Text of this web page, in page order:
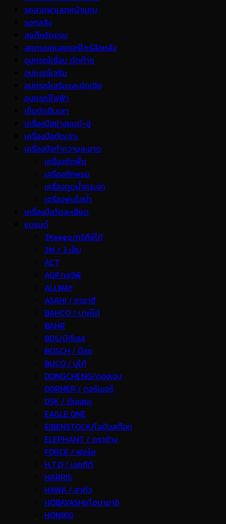
รถลากพาเลทหน้าแคบ
รอกสลิง
สแต๊กรัดของ
สแตนยกมอเตอร์ไซร์ล้อหลัง
อุปกรณ์เชื่อม ตัดก๊าซ
อุปกรณ์เสริม
อุปกรณ์เสริมและขัดเจีย
อุปกรณ์ไฟฟ้า
เข็มขัดปีนเสา
เครื่องมือช่างยนต์-อู่
เครื่องมือตัดเจาะ
เครื่องมือทำความสะอาด
เครื่องขัดพื้น
เครื่องซักพรม
เครื่องดูดน้ำกระจก
เครื่องพ่นไอน้ำ
เครื่องมือวัดละเอียด
แบรนด์
3Keego/ทรีคีย์โก้
3M / 3 เอ็ม
ACT
AGP/เอจีพี
ALLWAY
ASAHI / อาซาฮี
BAHCO / บาห์โก้
BAHR
BDS/บีดีเอส
BOSCH / บ๊อช
BUCO / บูโก้
DONGCHENG/ดองเชง
DORMER / ดอร์เมอร์
DSK / ดีเอสเค
EAGLE ONE
EIBENSTOCK/ไอบีนสต๊อก
ELEPHANT / ตราช้าง
FORCE / ฟอร์ช
H.T.D / เอชทีดี
HARRIS
HAWK / ฮาค์ว
HOBAYASHI/โฮบายาชิ
HONIKO